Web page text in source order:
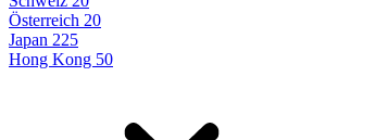
Österreich 20
Japan 225
Hong Kong 50